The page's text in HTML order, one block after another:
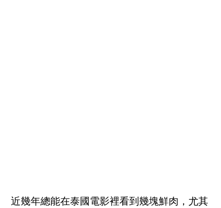
近幾年總能在泰國電影裡看到幾塊鮮肉，尤其